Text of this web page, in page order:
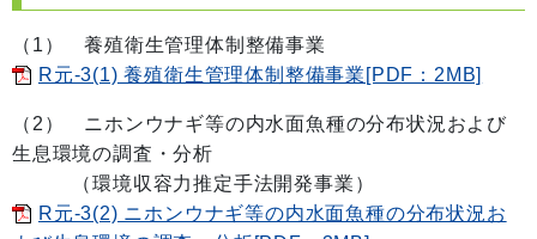
（1） 養殖衛生管理体制整備事業
R元-3(1) 養殖衛生管理体制整備事業[PDF：2MB]
（2） ニホンウナギ等の内水面魚種の分布状況および
生息環境の調査・分析
（環境収容力推定手法開発事業）
R元-3(2) ニホンウナギ等の内水面魚種の分布状況お